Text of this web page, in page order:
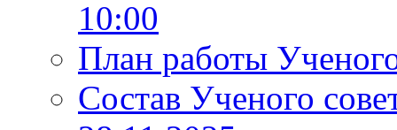
10:00
План работы
Состав Ученого